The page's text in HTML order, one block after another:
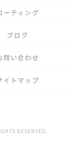
ーティング
ブログ
問い合わせ
イトマップ
RESERVED.